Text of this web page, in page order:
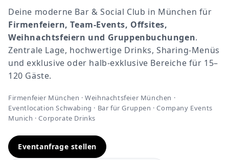
Deine moderne Bar & Social Club in München für
Firmenfeiern, Team-Events, Offsites,
Weihnachtsfeiern und Gruppenbuchungen.
Zentrale Lage, hochwertige Drinks, Sharing-Menüs
und exklusive oder halb-exklusive Bereiche für 15–
120 Gäste.
Firmenfeier München · Weihnachtsfeier München ·
Eventlocation Schwabing · Bar für Gruppen · Company Events
Munich · Corporate Drinks
Eventanfrage stellen